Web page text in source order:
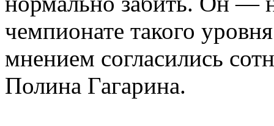
чемпионате такого
мнением согласились
Полина Гагарина.